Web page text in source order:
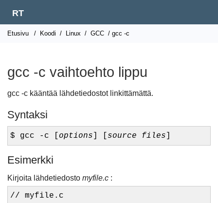
RT
Etusivu / Koodi / Linux / GCC / gcc -c
gcc -c vaihtoehto lippu
gcc -c kääntää lähdetiedostot linkittämättä.
Syntaksi
$ gcc -c [ options source files
Esimerkki
Kirjoita lähdetiedosto myfile.c :
// myfile.c